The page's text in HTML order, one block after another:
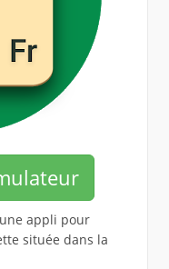
une appli pour
située dans la